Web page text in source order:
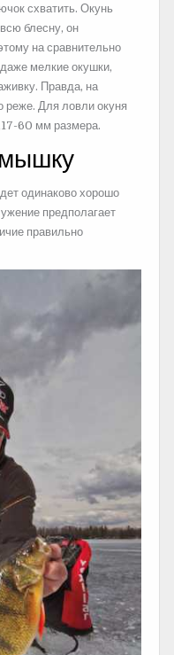
схватить. Окунь
блесну, он
на сравнительно
мелкие окушки,
Правда, на
реже. Для ловли окуня
60 мм размера.
одинаково хорошо
предполагает
правильно